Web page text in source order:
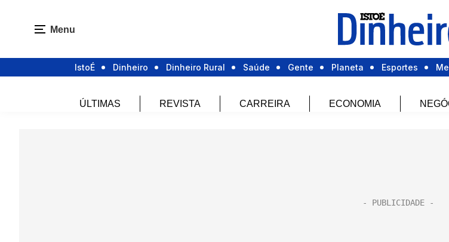
Menu
IstoÉ Dinheiro Dinheiro Rural Saúde Gente Planeta Esportes
ÚLTIMAS REVISTA CARREIRA ECONOMIA